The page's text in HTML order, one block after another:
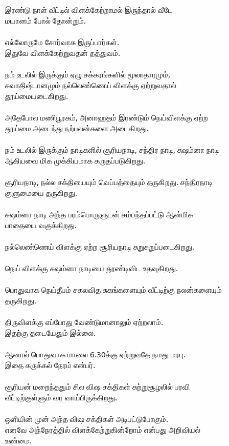
இரண்டு நாள் வீட்டில் விளக்கேற்றாமல் இருந்தால் வீடே
மயானம் போல் தோன்றும்.
எல்லோருமே சோர்வாக இருப்பார்கள்.
இதுவே விளக்கேற்றுவதன் தத்துவம்.
நம் உடலில் இருக்கும் ஏழு சக்கரங்களில் மூலாதாரமும்,
சுவாதிஷ்டானமும் நல்லெண்ணெய் விளக்கு ஏற்றுவதால்
தூய்மையடைகிறது.
அதேபோல மணிபூரகம், அனாஹதம் இரண்டும் நெய்விளக்கு ஏற்ற
தூய்மை அடைந்து நற்பலன்களை அடைகிறது.
நம் உடலில் இருக்கும் நாடிகளில் சூரியநாடி, சந்திர நாடி, சுஷம்னா நாடி
ஆகியவை மிக முக்கியமாக கருதப்படுகிறது.
சூரியநாடி, நல்ல சக்தியையும் வெப்பத்தையும் தருகிறது. சந்திரநாடி
குளுமையை தருகிறது.
சுஷம்னா நாடி அந்த பரம்பொருளுடன் சம்பந்தப்பட்டு ஆன்மிக
பாதையை வகுக்கிறது.
நல்லெண்ணெய் விளக்கு ஏற்ற சூரியநாடி சுறுசுறுப்படைகிறது.
நெய் விளக்கு சுஷம்னா நாடியை தூண்டிவிட உதவுகிறது.
பொதுவாக நெய்தீபம் சகலவித சுகங்களையும் வீட்டிற்கு நலன்களையும்
தருகிறது.
திருவிளக்கு எப்போது வேண்டுமானாலும் ஏற்றலாம்.
இதற்கு தடையேதும் இல்லை.
ஆனால் பொதுவாக மாலை 6.30க்கு ஏற்றுவதே நமது மரபு.
இதை கருக்கல் நேரம் என்பர்.
சூரியன் மறைந்ததும் சில விஷ சக்திகள் சுற்றுசூழலில் பரவி
வீட்டிற்குள்ளும் வர வாய்பிருக்கிறது.
ஒளியின் முன் அந்த விஷ சக்திகள் அடிபட்டுபோகும்.
எனவே அந்நேரத்தில் விளக்கேற்றுகின்றோம் என்பது அறிவியல்
உண்மை.